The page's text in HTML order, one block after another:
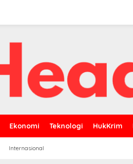
Ekonomi Teknologi HukKrim
Internasional